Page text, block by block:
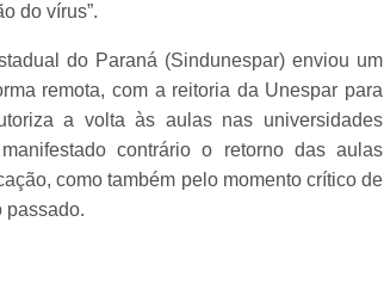
do vírus”.
do Paraná (Sindunespar) enviou um
remota, com a reitoria da Unespar para
a volta às aulas nas universidades
contrário o retorno das aulas
como também pelo momento crítico de
passado.